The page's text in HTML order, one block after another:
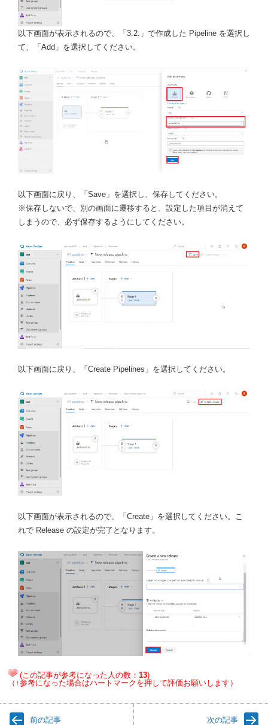
以下画面が表示されるので、「3.2.」で作成した Pipeline を選択し
て、「Add」を選択してください。
以下画面に戻り、「Save」を選択し、保存してください。
※保存しないで、別の画面に遷移すると、設定した項目が消えて
しまうので、必ず保存するようにしてください。
以下画面に戻り、「Create Pipelines」を選択してください。
以下画面が表示されるので、「Create」を選択してください。こ
れで Release の設定が完了となります。
(この記事が参考になった人の数： 13)
（↑参考になった場合はハートマークを押して評価お願いします）
前の記事 次の記事